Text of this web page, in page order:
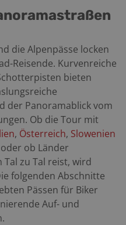
die Alpenpässe locken
Reisende. Kurvenreiche
bieten
der Panoramablick vom
Ob die Tour mit
, Österreich, Slowenien
ob Länder
zu Tal reist, wird
folgenden Abschnitte
Pässen für Biker
Auf- und